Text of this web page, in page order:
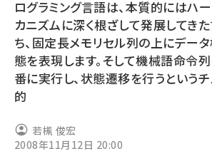
drupal (1973)
genai (1501)
abc123 (1376)
ログラミング言語は、本質的にはハ
カニズムに深く根ざして発展してき
ち、固定長メモリセル列の上にデー
態を表現します。そして機械語命令
番に実行し、状態遷移を行うという
的
若槻 俊宏
2008年11月12日 20:00